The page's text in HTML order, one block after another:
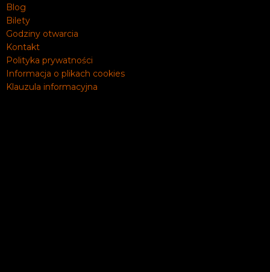
Blog
Bilety
Godziny otwarcia
Kontakt
Polityka prywatności
Informacja o plikach cookies
Klauzula informacyjna